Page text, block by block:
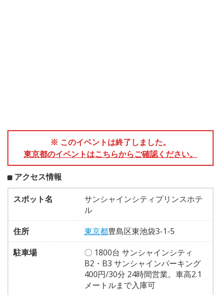
※ このイベントは終了しました。
東京都のイベントはこちらからご確認ください。
アクセス情報
スポット名
サンシャインシティプリンスホテ
ル
住所
東京都豊島区東池袋3-1-5
駐車場
〇 1800台 サンシャインシティ
B2・B3 サンシャインパーキング
400円/30分 24時間営業。車高2.1
メートルまで入庫可